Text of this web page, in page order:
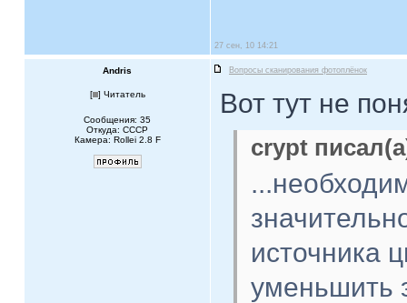
27 сен, 10 14:21
Andris Вопросы сканирования фотоплёнок
[ ] Читатель
Сообщения: 35
Откуда: CCCP
Камера: Rollei 2.8 F
Вот тут не
crypt
источника
уменьшить